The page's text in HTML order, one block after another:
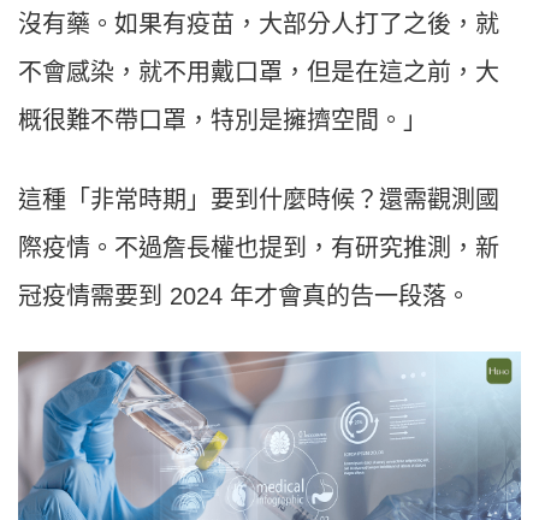
沒有藥。如果有疫苗，大部分人打了之後，就
不會感染，就不用戴口罩，但是在這之前，大
概很難不帶口罩，特別是擁擠空間。」
這種「非常時期」要到什麼時候？還需觀測國
際疫情。不過詹長權也提到，有研究推測，新
冠疫情需要到 2024 年才會真的告一段落。